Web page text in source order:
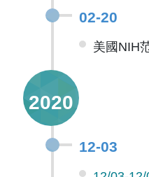
02-20
美國NIH
2020
12-03